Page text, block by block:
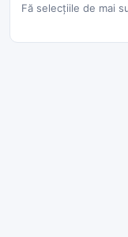
Fă selecțiile de mai